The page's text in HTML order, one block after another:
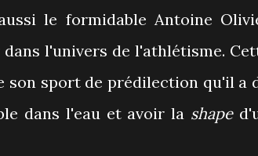
le formidable Antoine
l'univers de l'athlétisme.
sport de prédilection qu'il a
dans l'eau et avoir la shape